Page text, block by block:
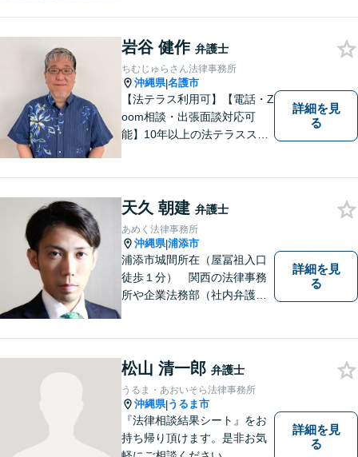
かし、ひとりでも多く悩まれ
ている方を救います。ぜひご
相談ください。
岩谷 健作 弁護士
ちむじゅらさん法律事務所
沖縄県|名護市
【法テラス利用可】【電話・Z
oom相談・出張面談対応可
能】10年以上の法テラススタ
談にも親身に寄り添い、あな
たの未来を全力でサポートい
たします【沖縄北部エリア・
名護市】
詳細を見
る
天久 朝建 弁護士
あめく法律事務所
沖縄県|浦添市
浦添市城間所在（屋冨祖入口
徒歩１分） 関西の法律事務
所や企業法務部（社内弁護士
詳細を見
る
松山 清一郎 弁護士
うるま・あおいそら法律事務所
沖縄県|うるま市
『法律相談結果シート』をお
持ち帰り頂けます。是非お気
詳細を見
る